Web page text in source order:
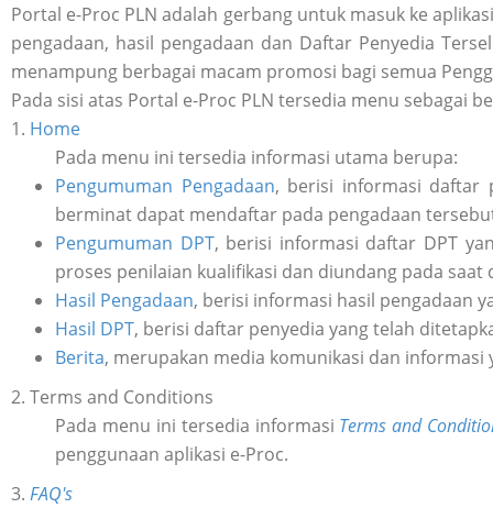
Portal e-Proc PLN adalah gerbang untuk masuk ke
pengadaan, hasil pengadaan dan Daftar Penyedia
menampung berbagai macam promosi bagi semua
Pada sisi atas Portal e-Proc PLN tersedia menu sebagai
1. Home
Pada menu ini tersedia informasi utama berupa:
Pengumuman Pengadaan, berisi informasi daftar
berminat dapat mendaftar pada pengadaan
Pengumuman DPT, berisi informasi daftar DPT
proses penilaian kualifikasi dan diundang pada
Hasil Pengadaan, berisi informasi hasil pengadaan
Hasil DPT, berisi daftar penyedia yang telah
Berita, merupakan media komunikasi dan
2. Terms and Conditions
Pada menu ini tersedia informasi Terms and
penggunaan aplikasi e-Proc.
3. FAQ's